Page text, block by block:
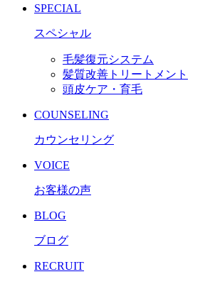
SPECIAL
スペシャル
毛髪復元システム
髪質改善トリートメント
頭皮ケア・育毛
COUNSELING
カウンセリング
VOICE
お客様の声
BLOG
ブログ
RECRUIT